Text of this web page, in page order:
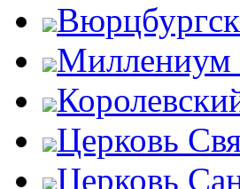
Миллениум
Церковь
Церковь